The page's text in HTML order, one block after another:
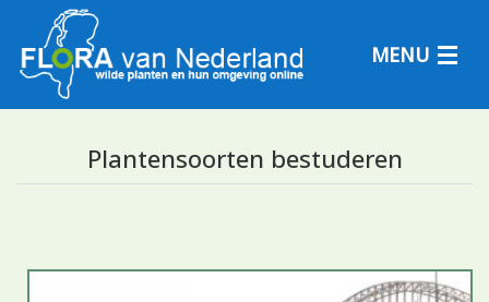
MENU
Plantensoorten bestuderen